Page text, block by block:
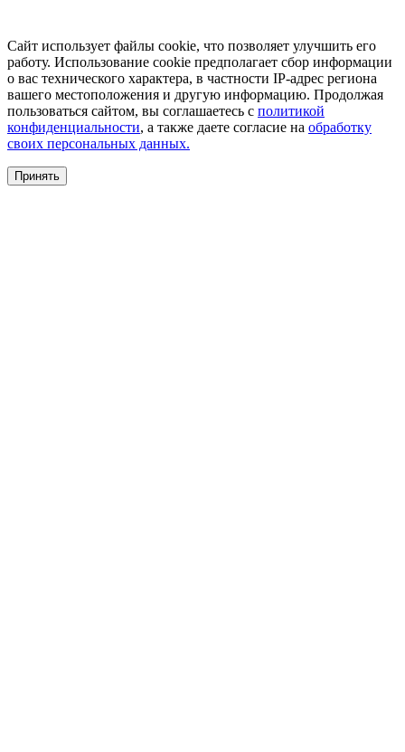
Сайт использует файлы cookie, что позволяет улучшить его
работу. Использование cookie предполагает сбор информации
о вас технического характера, в частности IP-адрес региона
вашего местоположения и другую информацию. Продолжая
пользоваться сайтом, вы соглашаетесь с политикой
конфиденциальности, а также даете согласие на обработку
своих персональных данных.
Принять